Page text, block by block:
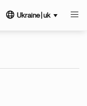
Ukraine | uk